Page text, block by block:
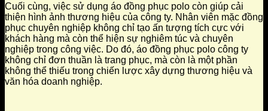
Cuối cùng, việc sử dụng áo đồng phục polo còn giúp cải
thiện hình ảnh thương hiệu của công ty. Nhân viên mặc đồng
phục chuyên nghiệp không chỉ tạo ấn tượng tích cực với
khách hàng mà còn thể hiện sự nghiêm túc và chuyên
nghiệp trong công việc. Do đó, áo đồng phục polo công ty
không chỉ đơn thuần là trang phục, mà còn là một phần
không thể thiếu trong chiến lược xây dựng thương hiệu và
văn hóa doanh nghiệp.